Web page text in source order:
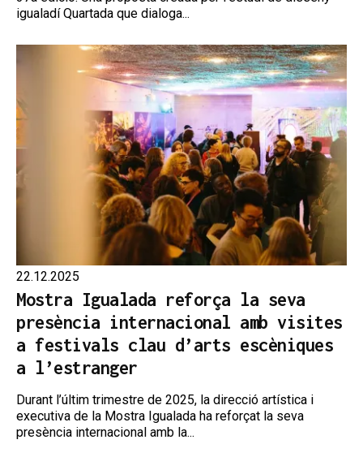
igualadí Quartada que dialoga...
22.12.2025
Mostra Igualada reforça la seva
presència internacional amb visites
a festivals clau d’arts escèniques
a l’estranger
Durant l’últim trimestre de 2025, la direcció artística i
executiva de la Mostra Igualada ha reforçat la seva
presència internacional amb la...